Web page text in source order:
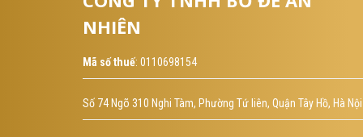
NHIÊN
Mã số thuế: 0110698154
Số 74 Ngõ 310 Nghi Tàm, Phường Tứ liên, Quận Tây Hồ, Hà Nội